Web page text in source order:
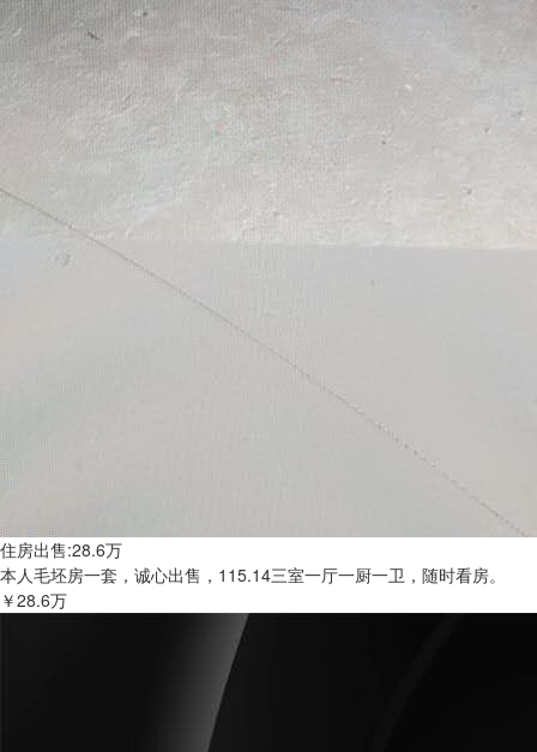
住房出售:28.6万
本人毛坯房一套，诚心出售，115.14三室一厅一厨一卫，随时看房。
￥28.6万